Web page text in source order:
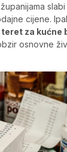
cijene.
za kućne
osnovne